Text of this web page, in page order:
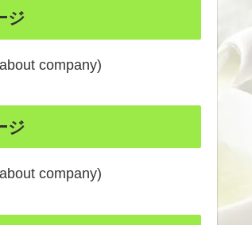
ジ
company)
ジ
company)